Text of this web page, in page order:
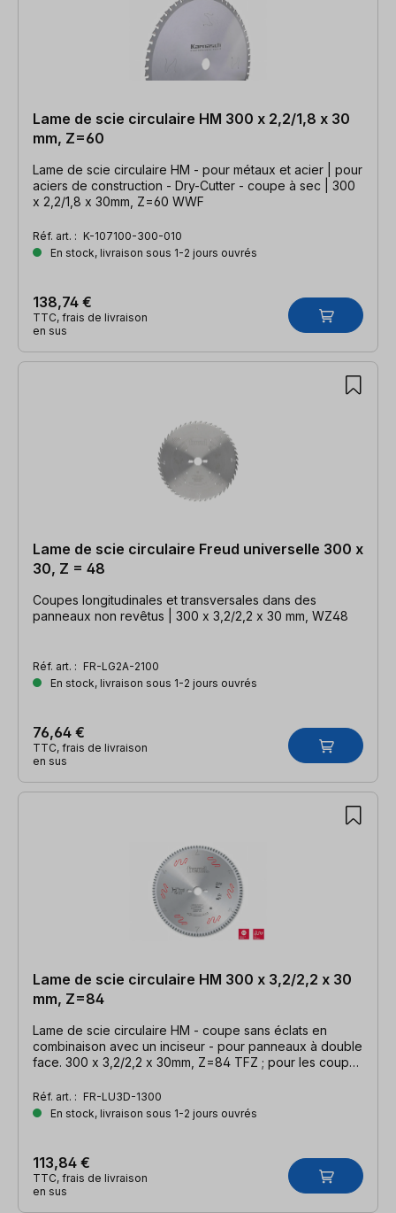
Lame de scie circulaire HM 300 x 2,2/1,8 x 30
mm, Z=60
Lame de scie circulaire HM - pour métaux et acier | pour
aciers de construction - Dry-Cutter - coupe à sec | 300
x 2,2/1,8 x 30mm, Z=60 WWF
Réf. art. : K-107100-300-010
En stock, livraison sous 1-2 jours ouvrés
138,74 €
TTC, frais de livraison
en sus
Lame de scie circulaire Freud universelle 300 x
30, Z = 48
Coupes longitudinales et transversales dans des
panneaux non revêtus | 300 x 3,2/2,2 x 30 mm, WZ48
Réf. art. : FR-LG2A-2100
En stock, livraison sous 1-2 jours ouvrés
76,64 €
TTC, frais de livraison
en sus
Lame de scie circulaire HM 300 x 3,2/2,2 x 30
mm, Z=84
Lame de scie circulaire HM - coupe sans éclats en
combinaison avec un inciseur - pour panneaux à double
face. 300 x 3,2/2,2 x 30mm, Z=84 TFZ ; pour les coupes
Réf. art. : FR-LU3D-1300
En stock, livraison sous 1-2 jours ouvrés
113,84 €
TTC, frais de livraison
en sus